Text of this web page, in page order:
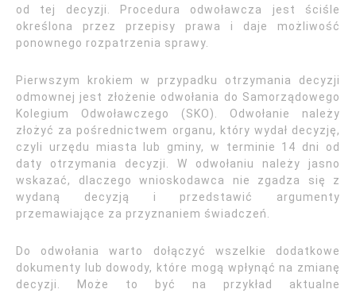
od tej decyzji. Procedura odwoławcza jest ściśle
określona przez przepisy prawa i daje możliwość
ponownego rozpatrzenia sprawy.
Pierwszym krokiem w przypadku otrzymania decyzji
odmownej jest złożenie odwołania do Samorządowego
Kolegium Odwoławczego (SKO). Odwołanie należy
złożyć za pośrednictwem organu, który wydał decyzję,
czyli urzędu miasta lub gminy, w terminie 14 dni od
daty otrzymania decyzji. W odwołaniu należy jasno
wskazać, dlaczego wnioskodawca nie zgadza się z
wydaną decyzją i przedstawić argumenty
przemawiające za przyznaniem świadczeń.
Do odwołania warto dołączyć wszelkie dodatkowe
dokumenty lub dowody, które mogą wpłynąć na zmianę
decyzji. Może to być na przykład aktualne